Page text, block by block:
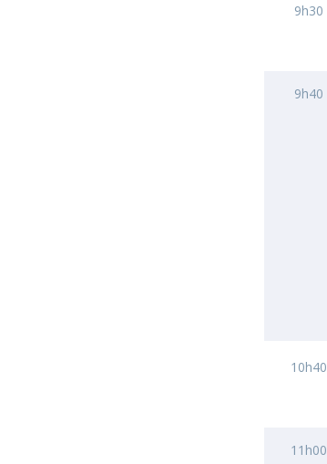
9h30
9h40
10h40
11h00